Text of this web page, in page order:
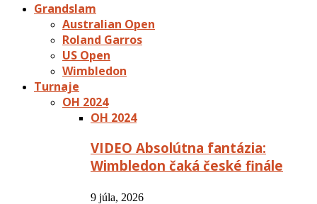
Grandslam
Australian Open
Roland Garros
US Open
Wimbledon
Turnaje
OH 2024
OH 2024
VIDEO Absolútna fantázia:
Wimbledon čaká české finále
9 júla, 2026